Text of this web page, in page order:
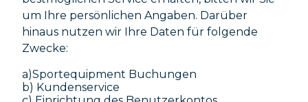
um Ihre persönlichen Angaben. Darüber
hinaus nutzen wir Ihre Daten für folgende
Zwecke:
a)Sportequipment Buchungen
b) Kundenservice